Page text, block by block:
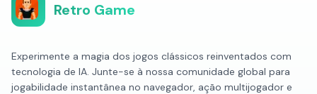
Retro Game
Experimente a magia dos jogos clássicos reinventados com
tecnologia de IA. Junte-se à nossa comunidade global para
jogabilidade instantânea no navegador, ação multijogador e